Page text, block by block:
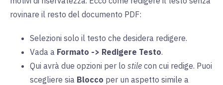
rovinare il resto del documento PDF:
Selezioni solo il testo che desidera redigere.
Vada a Formato -> Redigere Testo.
Qui avrà due opzioni per lo stile con cui redige. Puoi
scegliere sia Blocco per un aspetto simile a